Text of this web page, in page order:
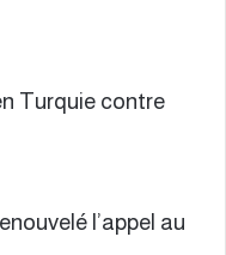
Turquie contre
l’appel au